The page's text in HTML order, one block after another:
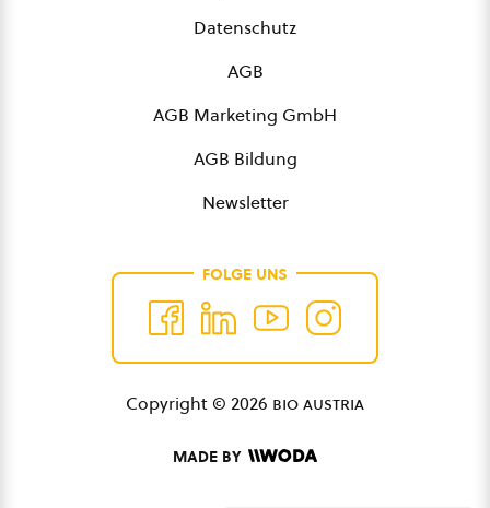
Datenschutz
AGB
AGB Marketing GmbH
AGB Bildung
Newsletter
FOLGE UNS
Copyright © 2026 bio austria
MADE BY